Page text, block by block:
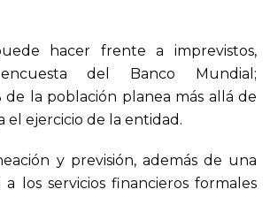
hacer frente a imprevistos,
del Banco Mundial;
de la población planea más allá de
el ejercicio de la entidad.
y previsión, además de una
los servicios financieros formales